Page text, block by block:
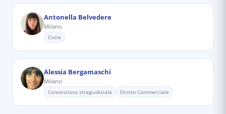
Antonella Belvedere
Milano
Civile
Alessia Bergamaschi
Milano
Contenzioso stragiudiziale Diritto Commerciale